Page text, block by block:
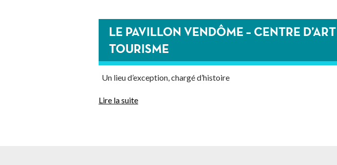
LE PAVILLON VENDÔME – CENTRE
TOURISME
Un lieu d’exception, chargé d’histoire
Lire la suite